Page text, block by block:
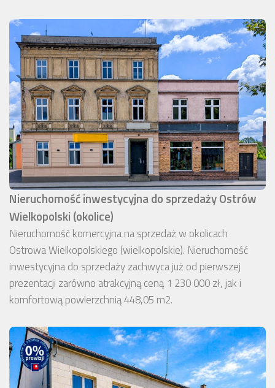
Nieruchomość inwestycyjna do sprzedaży Ostrów
Wielkopolski (okolice)
Nieruchomość komercyjna na sprzedaż w okolicach
Ostrowa Wielkopolskiego (wielkopolskie). Nieruchomość
inwestycyjna do sprzedaży zachwyca już od pierwszej
prezentacji zarówno atrakcyjną ceną 1 230 000 zł, jak i
komfortową powierzchnią 448,05 m2.